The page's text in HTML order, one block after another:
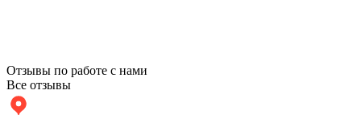
Отзывы по работе с нами
Все отзывы